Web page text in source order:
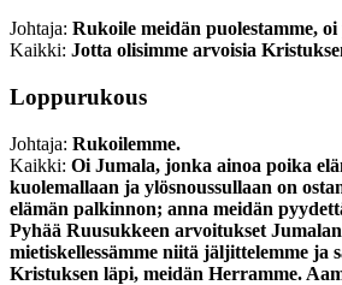
Johtaja: Rukoile meidän puolestamme,
Kaikki: Jotta olisimme arvoisia
Loppurukous
Johtaja: Rukoilemme.
Kaikki: Oi Jumala, jonka ainoa poika
kuolemallaan ja ylösnoussullaan on
elämän palkinnon; anna meidän
Pyhää Ruusukkeen arvoitukset
mietiskellessämme niitä jäljittelemme ja
Kristuksen läpi, meidän Herramme.